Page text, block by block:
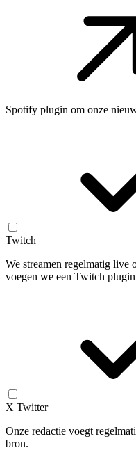
Spotify plugin om onze
Twitch
We streamen regelmatig live
voegen we een Twitch
X Twitter
Onze redactie voegt
bron.